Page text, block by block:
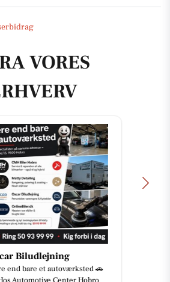
VORES
Biludlejning
bare et autoværksted 🚗